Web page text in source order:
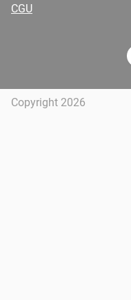
CGU
Copyright 2026